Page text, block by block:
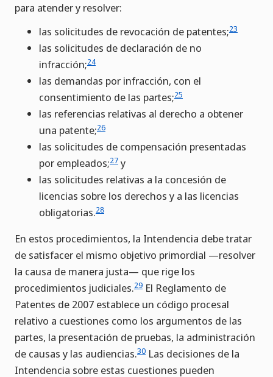
para atender y resolver:
las solicitudes de revocación de patentes;23
las solicitudes de declaración de no
infracción;24
las demandas por infracción, con el
consentimiento de las partes;25
las referencias relativas al derecho a obtener
una patente;26
las solicitudes de compensación presentadas
por empleados;27 y
las solicitudes relativas a la concesión de
licencias sobre los derechos y a las licencias
obligatorias.28
En estos procedimientos, la Intendencia debe tratar
de satisfacer el mismo objetivo primordial —resolver
la causa de manera justa— que rige los
procedimientos judiciales.29 El Reglamento de
Patentes de 2007 establece un código procesal
relativo a cuestiones como los argumentos de las
partes, la presentación de pruebas, la administración
de causas y las audiencias.30 Las decisiones de la
Intendencia sobre estas cuestiones pueden